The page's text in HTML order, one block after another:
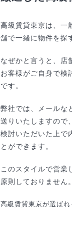
高級賃貸東京は、一
舗で一緒に物件を探
なぜかと言うと、店
お客様がご自身で検
です。
弊社では、メールな
送りいたしますので
検討いただいた上で
とができます。
このスタイルで営業
原則しておりません。
高級賃貸東京が選ばれ